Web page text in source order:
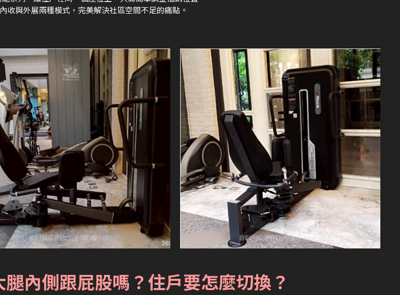
收與外展兩種模式，完美解決社區空間不足的痛點。
內側跟屁股嗎？住戶要怎麼切換？